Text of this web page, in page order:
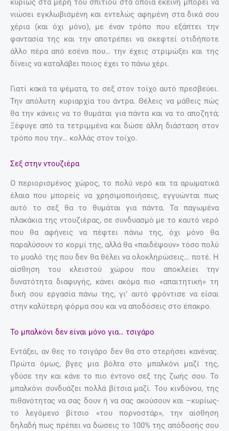
κυρίως στα μέρη του σπιτιού στα οποία εκείνη μπορεί να
νιώσει εγκλωβισμένη και εντελώς αφημένη στα δικά σου
χέρια (και όχι μόνο), με έναν τρόπο που εξάπτει την
φαντασία της και την αποτρέπει να σκεφτεί οτιδήποτε
άλλο πέρα από εσένα που… την έχεις στριμώξει και της
δίνεις να καταλάβει ποιος έχει το πάνω χέρι.
Γιατί κακά τα ψέματα, το σεξ στον τοίχο αυτό πρεσβεύει.
Την απόλυτη κυριαρχία του άντρα. Θέλεις να μάθεις πώς
θα την κάνεις να το θυμάται για πάντα και να το αποζητά;
Ξέφυγε από τα τετριμμένα και δώσε άλλη διάσταση στον
τρόπο που την… κολλάς στον τοίχο.
Σεξ στην ντουζιέρα
Ο περιορισμένος χώρος, το πολύ νερό και τα αρωματικά
έλαια που μπορείς να χρησιμοποιήσεις, εγγυώνται πως
αυτό το σεξ θα το θυμάται για πάντα. Τα παγωμένα
πλακάκια της ντουζιέρας, σε συνδυασμό με το καυτό νερό
που θα αφήνεις να πέφτει πάνω της, όχι μόνο θα
παραλύσουν το κορμί της, αλλά θα «παιδέψουν» τόσο πολύ
το μυαλό της που δεν θα θέλει να ολοκληρώσεις… ποτέ. Η
αίσθηση του κλειστού χώρου που αποκλείει την
δυνατότητα διαφυγής, κάνει ακόμα πιο «απαιτητική» τη
δική σου εργασία πάνω της, γι’ αυτό φρόντισε να είσαι
στην καλύτερη φόρμα σου και να αποδόσεις στο έπακρο.
Το μπαλκόνι δεν είναι μόνο για… τσιγάρο
Εντάξει, αν θες το τσιγάρο δεν θα στο στερήσει κανένας.
Πρώτα όμως, βγες μια βόλτα στο μπαλκόνι μαζί της,
γδύσε την και κάνε το πιο έντονο σεξ της ζωής σου. Το
μπαλκόνι συνδυάζει πολλά βίτσια μαζί. Του κινδύνου, της
πιθανότητας να σας δουν ή να σας ακούσουν και –κυρίως-
το λεγόμενο βίτσιο «του πορνοστάρ», την αίσθηση
δηλαδή πως πρέπει να δώσεις το 100% της απόδοσής σου